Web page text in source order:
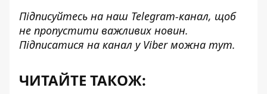
Підписуйтесь на наш Telegram-канал, щоб
не пропустити важливих новин.
Підписатися на канал у Viber можна тут.
ЧИТАЙТЕ ТАКОЖ: